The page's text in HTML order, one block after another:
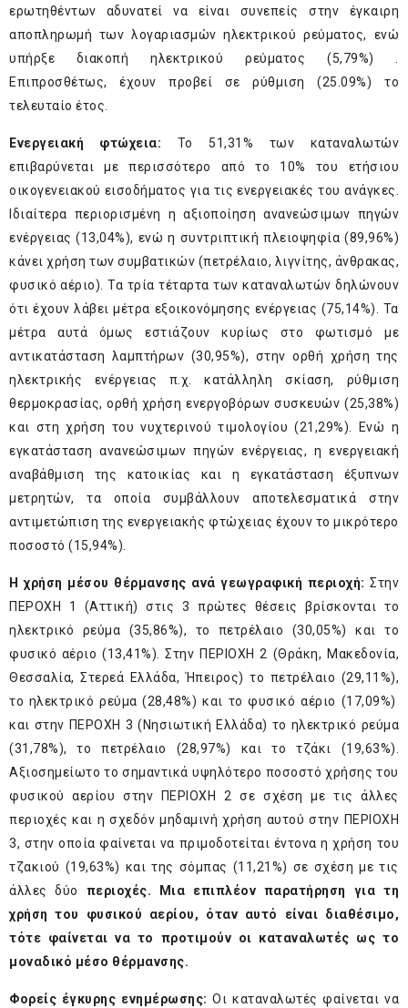
ερωτηθέντων αδυνατεί να είναι συνεπείς στην έγκαιρη
αποπληρωμή των λογαριασμών ηλεκτρικού ρεύματος, ενώ
υπήρξε διακοπή ηλεκτρικού ρεύματος (5,79%) .
Επιπροσθέτως, έχουν προβεί σε ρύθμιση (25.09%) το
τελευταίο έτος.
Ενεργειακή φτώχεια: Το 51,31% των καταναλωτών
επιβαρύνεται με περισσότερο από το 10% του ετήσιου
οικογενειακού εισοδήματος για τις ενεργειακές του ανάγκες.
Ιδιαίτερα περιορισμένη η αξιοποίηση ανανεώσιμων πηγών
ενέργειας (13,04%), ενώ η συντριπτική πλειοψηφία (89,96%)
κάνει χρήση των συμβατικών (πετρέλαιο, λιγνίτης, άνθρακας,
φυσικό αέριο). Τα τρία τέταρτα των καταναλωτών δηλώνουν
ότι έχουν λάβει μέτρα εξοικονόμησης ενέργειας (75,14%). Τα
μέτρα αυτά όμως εστιάζουν κυρίως στο φωτισμό με
αντικατάσταση λαμπτήρων (30,95%), στην ορθή χρήση της
ηλεκτρικής ενέργειας π.χ. κατάλληλη σκίαση, ρύθμιση
θερμοκρασίας, ορθή χρήση ενεργοβόρων συσκευών (25,38%)
και στη χρήση του νυχτερινού τιμολογίου (21,29%). Ενώ η
εγκατάσταση ανανεώσιμων πηγών ενέργειας, η ενεργειακή
αναβάθμιση της κατοικίας και η εγκατάσταση έξυπνων
μετρητών, τα οποία συμβάλλουν αποτελεσματικά στην
αντιμετώπιση της ενεργειακής φτώχειας έχουν το μικρότερο
ποσοστό (15,94%).
Η χρήση μέσου θέρμανσης ανά γεωγραφική περιοχή: Στην
ΠΕΡΟΧΗ 1 (Αττική) στις 3 πρώτες θέσεις βρίσκονται το
ηλεκτρικό ρεύμα (35,86%), το πετρέλαιο (30,05%) και το
φυσικό αέριο (13,41%). Στην ΠΕΡΙΟΧΗ 2 (Θράκη, Μακεδονία,
Θεσσαλία, Στερεά Ελλάδα, Ήπειρος) το πετρέλαιο (29,11%),
το ηλεκτρικό ρεύμα (28,48%) και το φυσικό αέριο (17,09%)
και στην ΠΕΡΟΧΗ 3 (Νησιωτική Ελλάδα) το ηλεκτρικό ρεύμα
(31,78%), το πετρέλαιο (28,97%) και το τζάκι (19,63%).
Αξιοσημείωτο το σημαντικά υψηλότερο ποσοστό χρήσης του
φυσικού αερίου στην ΠΕΡΙΟΧΗ 2 σε σχέση με τις άλλες
περιοχές και η σχεδόν μηδαμινή χρήση αυτού στην ΠΕΡΙΟΧΗ
3, στην οποία φαίνεται να πριμοδοτείται έντονα η χρήση του
τζακιού (19,63%) και της σόμπας (11,21%) σε σχέση με τις
άλλες δύο περιοχές. Μια επιπλέον παρατήρηση για τη
χρήση του φυσικού αερίου, όταν αυτό είναι διαθέσιμο,
τότε φαίνεται να το προτιμούν οι καταναλωτές ως το
μοναδικό μέσο θέρμανσης.
Φορείς έγκυρης ενημέρωσης: Οι καταναλωτές φαίνεται να